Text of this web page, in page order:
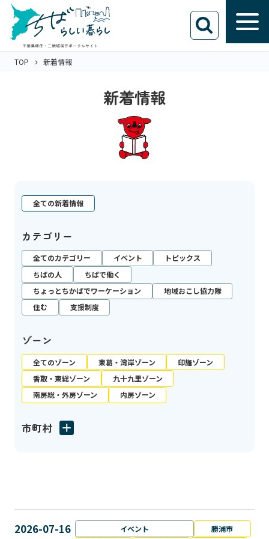
TOP 新着情報
新着情報
全ての新着情報
カテゴリー
全てのカテゴリー イベント
トピックス
ちばの人
ちばで働く
ちょっとちかばでワーケーション
地域おこし協力隊
住む
支援制度
ゾーン
全てのゾーン 東葛・湾岸ゾーン
印旛ゾーン
香取・東総ゾーン
九十九里ゾーン
南房総・外房ゾーン
内房ゾーン
市町村
2026-07-16 イベント
勝浦市